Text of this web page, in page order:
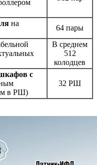
на
64 пары
В среднем
512
колодцев
с
в РШ)
32 РШ